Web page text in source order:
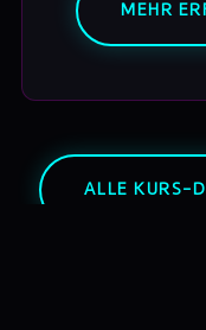
MEHR
ALLE KURS-